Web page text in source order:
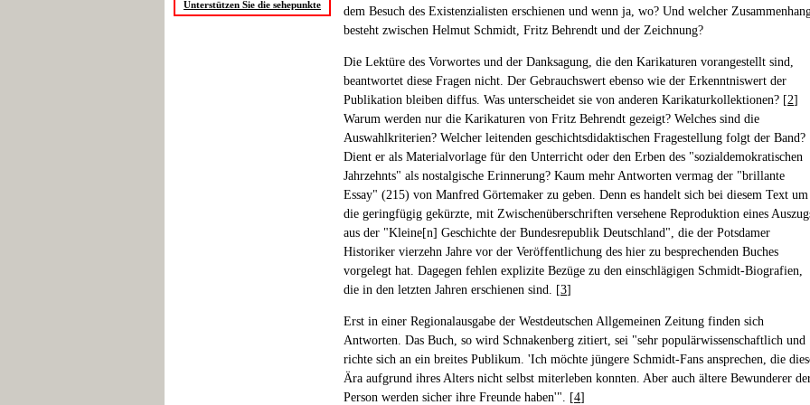
Unterstützen Sie die sehepunkte
dem Besuch des Existenzialisten erschienen und wenn ja, wo? Und welcher
besteht zwischen Helmut Schmidt, Fritz Behrendt und der Zeichnung?
Die Lektüre des Vorwortes und der Danksagung, die den Karikaturen vorangestellt sind,
beantwortet diese Fragen nicht. Der Gebrauchswert ebenso wie der Erkenntniswert der
Publikation bleiben diffus. Was unterscheidet sie von anderen Karikaturkollektionen? [2]
Warum werden nur die Karikaturen von Fritz Behrendt gezeigt? Welches sind die
Auswahlkriterien? Welcher leitenden geschichtsdidaktischen Fragestellung folgt der Band?
Dient er als Materialvorlage für den Unterricht oder den Erben des "sozialdemokratischen
Jahrzehnts" als nostalgische Erinnerung? Kaum mehr Antworten vermag der "brillante
Essay" (215) von Manfred Görtemaker zu geben. Denn es handelt sich bei diesem Text um
die geringfügig gekürzte, mit Zwischenüberschriften versehene Reproduktion eines
aus der "Kleine[n] Geschichte der Bundesrepublik Deutschland", die der Potsdamer
Historiker vierzehn Jahre vor der Veröffentlichung des hier zu besprechenden Buches
vorgelegt hat. Dagegen fehlen explizite Bezüge zu den einschlägigen Schmidt-Biografien,
die in den letzten Jahren erschienen sind. [3]
Erst in einer Regionalausgabe der Westdeutschen Allgemeinen Zeitung finden sich
Antworten. Das Buch, so wird Schnakenberg zitiert, sei "sehr populärwissenschaftlich und
richte sich an ein breites Publikum. 'Ich möchte jüngere Schmidt-Fans ansprechen, die
Ära aufgrund ihres Alters nicht selbst miterleben konnten. Aber auch ältere Bewunderer
Person werden sicher ihre Freunde haben'". [4]